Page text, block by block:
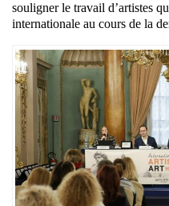
souligner le travail d’artistes
internationale au cours de la